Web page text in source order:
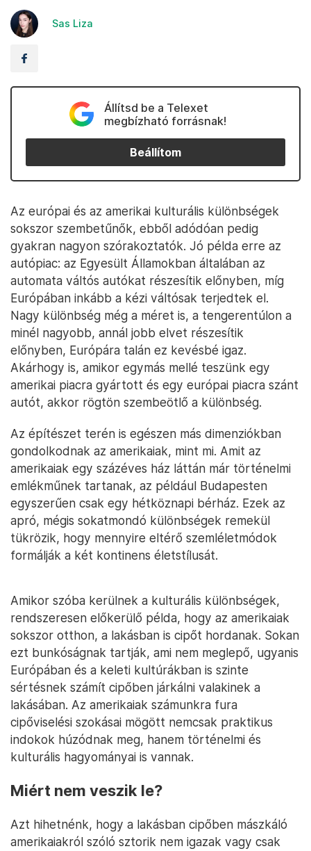
Sas Liza
Állítsd be a Telexet
megbízható forrásnak!
Beállítom
Az európai és az amerikai kulturális különbségek
sokszor szembetűnők, ebből adódóan pedig
gyakran nagyon szórakoztatók. Jó példa erre az
autópiac: az Egyesült Államokban általában az
automata váltós autókat részesítik előnyben, míg
Európában inkább a kézi váltósak terjedtek el.
Nagy különbség még a méret is, a tengerentúlon a
minél nagyobb, annál jobb elvet részesítik
előnyben, Európára talán ez kevésbé igaz.
Akárhogy is, amikor egymás mellé teszünk egy
amerikai piacra gyártott és egy európai piacra szánt
autót, akkor rögtön szembeötlő a különbség.
Az építészet terén is egészen más dimenziókban
gondolkodnak az amerikaiak, mint mi. Amit az
amerikaiak egy százéves ház láttán már történelmi
emlékműnek tartanak, az például Budapesten
egyszerűen csak egy hétköznapi bérház. Ezek az
apró, mégis sokatmondó különbségek remekül
tükrözik, hogy mennyire eltérő szemléletmódok
formálják a két kontinens életstílusát.
Amikor szóba kerülnek a kulturális különbségek,
rendszeresen előkerülő példa, hogy az amerikaiak
sokszor otthon, a lakásban is cipőt hordanak. Sokan
ezt bunkóságnak tartják, ami nem meglepő, ugyanis
Európában és a keleti kultúrákban is szinte
sértésnek számít cipőben járkálni valakinek a
lakásában. Az amerikaiak számunkra fura
cipőviselési szokásai mögött nemcsak praktikus
indokok húzódnak meg, hanem történelmi és
kulturális hagyományai is vannak.
Miért nem veszik le?
Azt hihetnénk, hogy a lakásban cipőben mászkáló
amerikaiakról szóló sztorik nem igazak vagy csak